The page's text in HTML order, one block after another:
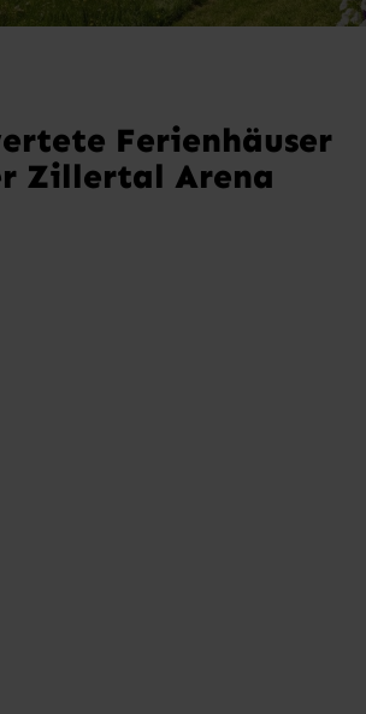
Ferienhäuser
Zillertal Arena